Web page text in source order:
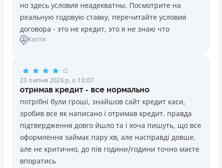
но здесь условия неадекватны. Посмотрите на
реальную годовую ставку, перечитайте условия
договора - это не кредит, это я не знаю что
Костя
23 липня 2026 р. о 10:07
отримав кредит - все нормально
потрібні були гроші, знайшов сайт кредит каси,
зробив все як написано і отримав кредит. правда
підтвердження довго йшло та і хоча пишуть, що все
оформлення займає пару хв, але насправді довше.
але не критично, до пів години/години точно маєте
впоратись